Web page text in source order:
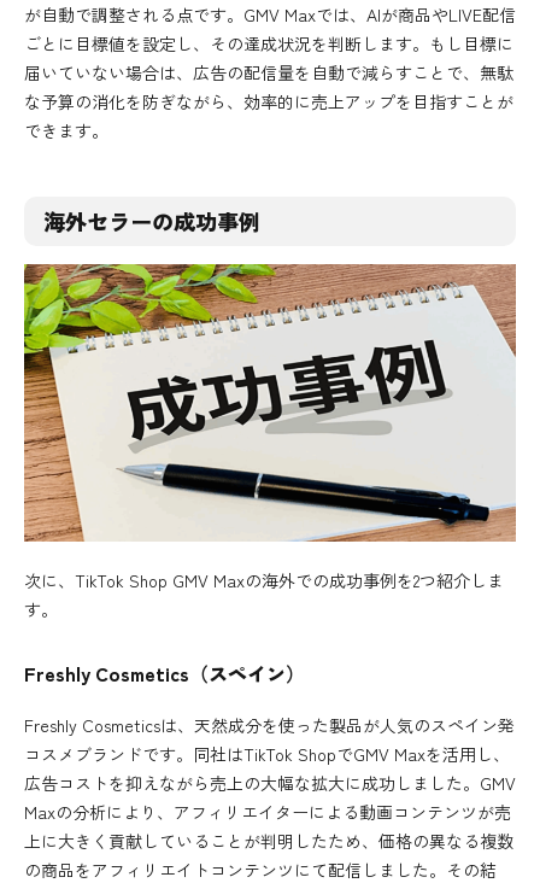
が自動で調整される点です。GMV Maxでは、AIが商品やLIVE配信
ごとに目標値を設定し、その達成状況を判断します。もし目標に
届いていない場合は、広告の配信量を自動で減らすことで、無駄
な予算の消化を防ぎながら、効率的に売上アップを目指すことが
できます。
海外セラーの成功事例
次に、TikTok Shop GMV Maxの海外での成功事例を2つ紹介しま
す。
Freshly Cosmetics（スペイン）
Freshly Cosmeticsは、天然成分を使った製品が人気のスペイン発
コスメブランドです。同社はTikTok ShopでGMV Maxを活用し、
広告コストを抑えながら売上の大幅な拡大に成功しました。GMV
Maxの分析により、アフィリエイターによる動画コンテンツが売
上に大きく貢献していることが判明したため、価格の異なる複数
の商品をアフィリエイトコンテンツにて配信しました。その結